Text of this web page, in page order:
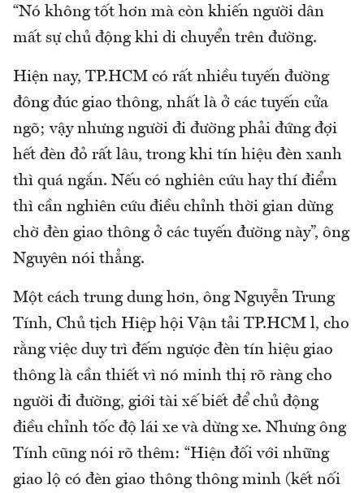
“Nó không tốt hơn mà còn khiến người dân
mất sự chủ động khi di chuyển trên đường.
Hiện nay, TP.HCM có rất nhiều tuyến đường
đông đúc giao thông, nhất là ở các tuyến cửa
ngõ; vậy nhưng người đi đường phải đứng đợi
hết đèn đỏ rất lâu, trong khi tín hiệu đèn xanh
thì quá ngắn. Nếu có nghiên cứu hay thí điểm
thì cần nghiên cứu điều chỉnh thời gian dừng
chờ đèn giao thông ở các tuyến đường này”, ông
Nguyên nói thẳng.
Một cách trung dung hơn, ông Nguyễn Trung
Tính, Chủ tịch Hiệp hội Vận tải TP.HCM l, cho
rằng việc duy trì đếm ngược đèn tín hiệu giao
thông là cần thiết vì nó minh thị rõ ràng cho
người đi đường, giới tài xế biết để chủ động
điều chỉnh tốc độ lái xe và dừng xe. Nhưng ông
Tính cũng nói rõ thêm: “Hiện đối với những
giao lộ có đèn giao thông thông minh (kết nối